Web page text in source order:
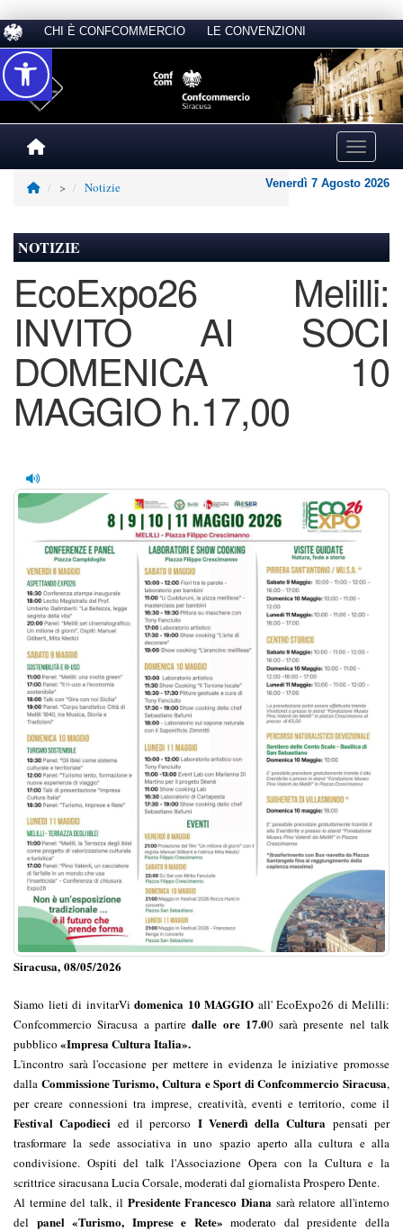
CHI È CONFCOMMERCIO LE CONVENZIONI
Toggle
> Notizie Venerdì 7 Agosto 2026
NOTIZIE
EcoExpo26 Melilli:
INVITO AI SOCI
DOMENICA 10
MAGGIO h.17,00
Siracusa, 08/05/2026
Siamo lieti di invitarVi domenica 10 MAGGIO all' EcoExpo26 di Melilli:
Confcommercio Siracusa a partiredalle ore 17.00 sarà presente nel talk
pubblico «Impresa Cultura Italia».
L'incontro sarà l'occasione per mettere in evidenza le iniziative promosse
dalla Commissione Turismo, Cultura e Sport di Confcommercio Siracusa,
per creare connessioni tra imprese, creatività, eventi e territorio, come il
Festival Capodieci ed il percorso I Venerdì della Cultura pensati per
trasformare la sede associativa in uno spazio aperto alla cultura e alla
condivisione. Ospiti del talk l'Associazione Opera con la Cultura e la
scrittrice siracusana Lucia Corsale, moderati dal giornalista Prospero Dente.
Al termine del talk, il Presidente Francesco Dianasarà relatore all'interno
del panel «Turismo, Imprese e Rete» moderato dal presidente della
Accessibilità